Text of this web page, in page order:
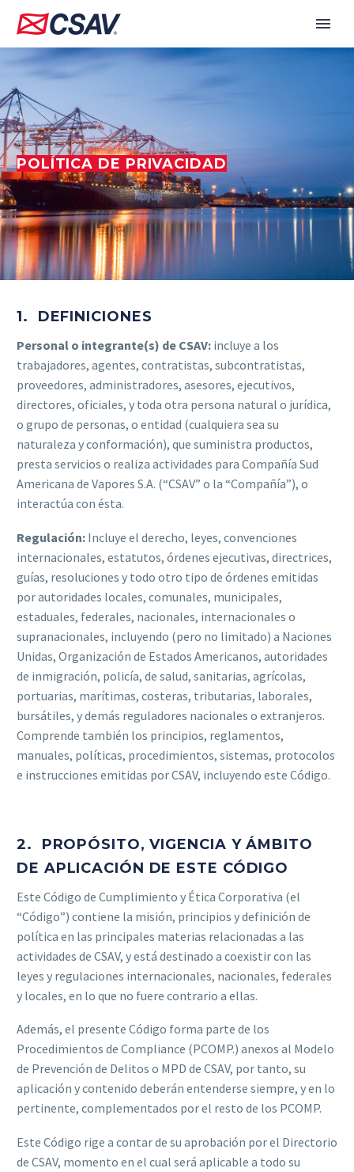
POLÍTICA DE PRIVACIDAD
1. DEFINICIONES
Personal o integrante(s) de CSAV: incluye a los
trabajadores, agentes, contratistas, subcontratistas,
proveedores, administradores, asesores, ejecutivos,
directores, oficiales, y toda otra persona natural o jurídica,
o grupo de personas, o entidad (cualquiera sea su
naturaleza y conformación), que suministra productos,
presta servicios o realiza actividades para Compañía Sud
Americana de Vapores S.A. (“CSAV” o la “Compañía”), o
interactúa con ésta.
Regulación: Incluye el derecho, leyes, convenciones
internacionales, estatutos, órdenes ejecutivas, directrices,
guías, resoluciones y todo otro tipo de órdenes emitidas
por autoridades locales, comunales, municipales,
estaduales, federales, nacionales, internacionales o
supranacionales, incluyendo (pero no limitado) a Naciones
Unidas, Organización de Estados Americanos, autoridades
de inmigración, policía, de salud, sanitarias, agrícolas,
portuarias, marítimas, costeras, tributarias, laborales,
bursátiles, y demás reguladores nacionales o extranjeros.
Comprende también los principios, reglamentos,
manuales, políticas, procedimientos, sistemas, protocolos
e instrucciones emitidas por CSAV, incluyendo este Código.
2. PROPÓSITO, VIGENCIA Y ÁMBITO
DE APLICACIÓN DE ESTE CÓDIGO
Este Código de Cumplimiento y Ética Corporativa (el
“Código”) contiene la misión, principios y definición de
política en las principales materias relacionadas a las
actividades de CSAV, y está destinado a coexistir con las
leyes y regulaciones internacionales, nacionales, federales
y locales, en lo que no fuere contrario a ellas.
Además, el presente Código forma parte de los
Procedimientos de Compliance (PCOMP.) anexos al Modelo
de Prevención de Delitos o MPD de CSAV, por tanto, su
aplicación y contenido deberán entenderse siempre, y en lo
pertinente, complementados por el resto de los PCOMP.
Este Código rige a contar de su aprobación por el Directorio
de CSAV, momento en el cual será aplicable a todo su